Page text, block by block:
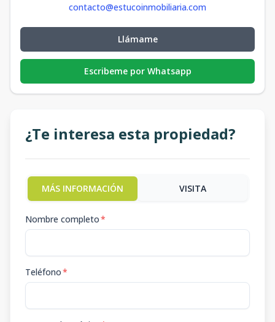
contacto@estucoinmobiliaria.com
Llámame
Escribeme por Whatsapp
¿Te interesa esta propiedad?
MÁS INFORMACIÓN VISITA
Nombre completo*
Teléfono*